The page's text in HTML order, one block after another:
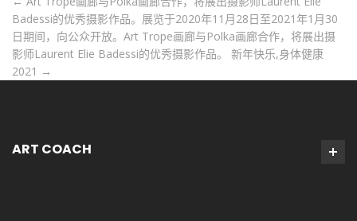
Badessi的优秀摄影作品。展览于2020年11月28日至2021年1月30
日期间，向公众开放。Art Trope画廊与Polka画廊合作，将展出摄
影师Laurent Elie Badessi的优秀摄影作品。
新年快乐,身体健康
2021 →
ART COACH